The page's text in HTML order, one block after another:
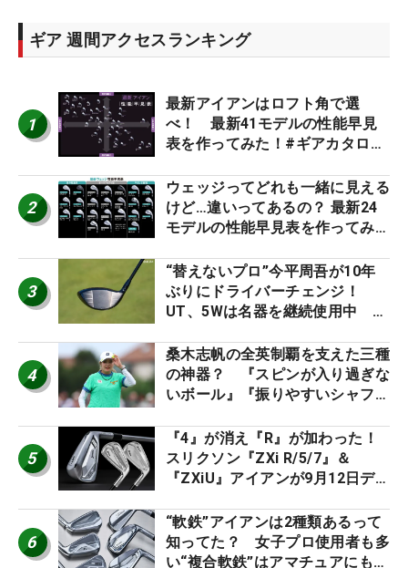
ギア 週間アクセスランキング
1
最新アイアンはロフト角で選
べ！ 最新41モデルの性能早見
表を作ってみた！#ギアカタログ
2
ウェッジってどれも一緒に見える
けど…違いってあるの？ 最新24
モデルの性能早見表を作ってみ
3
“替えないプロ”今平周吾が10年
ぶりにドライバーチェンジ！
UT、5Wは名器を継続使用中 #
4
桑木志帆の全英制覇を支えた三種
の神器？ 『スピンが入り過ぎな
いボール』『振りやすいシャフ
ー』 #女子プロセッティング
5
『4』が消え『R』が加わった！
スリクソン『ZXi R/5/7』＆
『ZXiU』アイアンが9月12日デ
6
“軟鉄”アイアンは2種類あるって
知ってた？ 女子プロ使用者も多
い“複合軟鉄”はアマチュアにもオ